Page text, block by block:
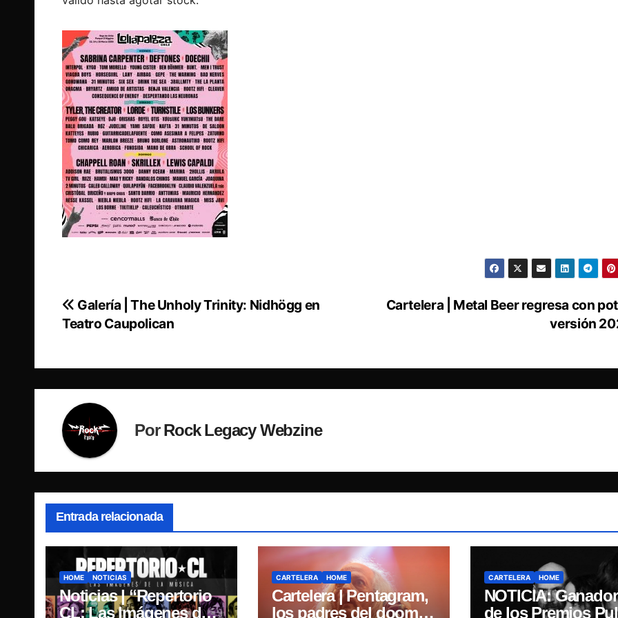
Navegación
de
entradas
Cartelera | Metal Beer regresa con
versión
Galería | The Unholy Trinity: Nidhögg en
Teatro Caupolican
PorRock Legacy Webzine
Entrada relacionada
HOME NOTICIAS
Noticias | “Repertorio
CL: Las Imágenes de
CARTELERA HOME
Cartelera | Pentagram,
los padres del doom
CARTELERA HOME
NOTICIA:
de los Premios